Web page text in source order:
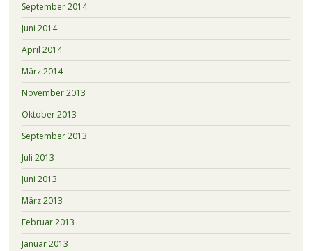
September 2014
Juni 2014
April 2014
März 2014
November 2013
Oktober 2013
September 2013
Juli 2013
Juni 2013
März 2013
Februar 2013
Januar 2013